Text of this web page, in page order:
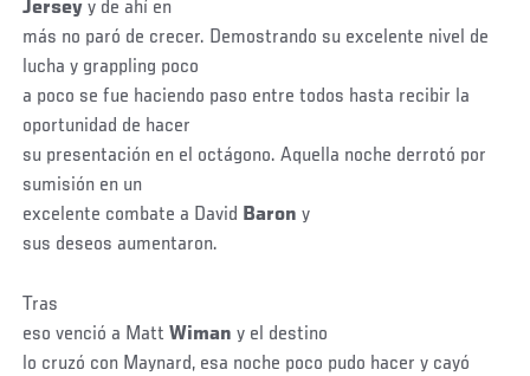
Jersey y de ahí en
más no paró de crecer. Demostrando su excelente nivel de
lucha y grappling poco
a poco se fue haciendo paso entre todos hasta recibir la
oportunidad de hacer
su presentación en el octágono. Aquella noche derrotó por
sumisión en un
excelente combate a David Baron y
sus deseos aumentaron.
Tras
eso venció a MattWiman y el destino
lo cruzó con Maynard, esa noche poco pudo hacer y cayó